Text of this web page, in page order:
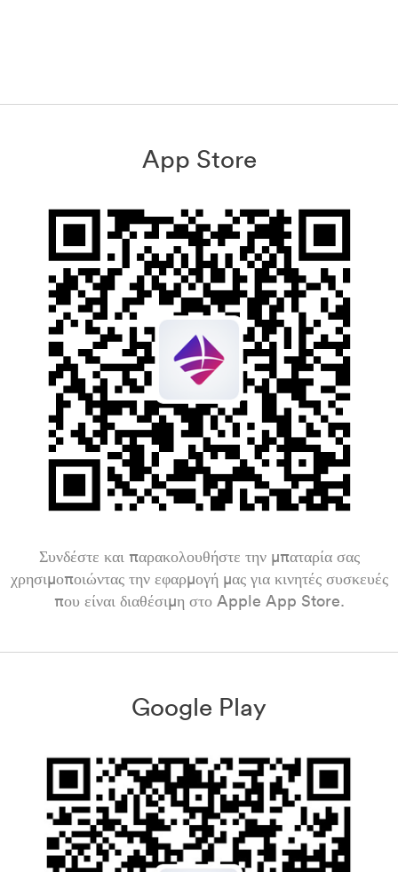
App Store
Συνδέστε και παρακολουθήστε την μπαταρία σας
χρησιμοποιώντας την εφαρμογή μας για κινητές συσκευές
που είναι διαθέσιμη στο Apple App Store.
Google Play